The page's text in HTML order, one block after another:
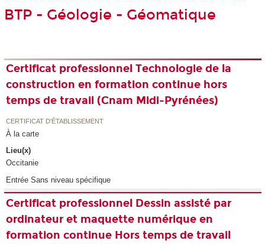
BTP - Géologie - Géomatique
Certificat professionnel Technologie de la
construction en formation continue hors
temps de travail (Cnam Midi-Pyrénées)
CERTIFICAT D'ÉTABLISSEMENT
À la carte
Lieu(x)
Occitanie
Entrée Sans niveau spécifique
Certificat professionnel Dessin assisté par
ordinateur et maquette numérique en
formation continue Hors temps de travail